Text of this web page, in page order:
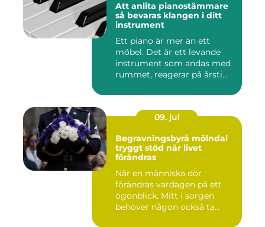
Att anlita pianostämmare
så bevaras klangen i ditt
instrument
Ett piano är mer än ett
möbel. Det är ett levande
instrument som andas med
rummet, reagerar på årsti...
09. jul
Begravningsbyrå mölndal
tryggt stöd när livet
förändras
När en människa dör
förändras vardagen på ett
ögonblick. Mitt i sorgen
behöver någon också ta